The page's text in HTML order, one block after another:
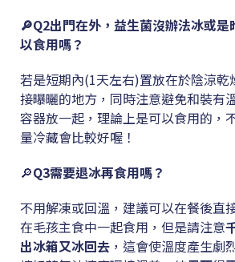
🔎Q2出門在外，益生菌沒辦法冰或是
以食用嗎？
若是短期內(1天左右)置放在於陰涼乾
接曝曬的地方，同時注意避免和裝有
容器放一起，理論上是可以食用的，
量冷藏會比較好喔！
🔎Q3需要退冰再食用嗎？
不用解凍或回溫，建議可以在餐後直
在毛孩主食中一起食用，但是請注意
出冰箱又冰回去 ，這會使溫度產生劇